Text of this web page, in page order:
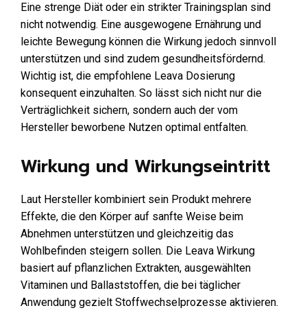
Eine strenge Diät oder ein strikter Trainingsplan sind
nicht notwendig. Eine ausgewogene Ernährung und
leichte Bewegung können die Wirkung jedoch sinnvoll
unterstützen und sind zudem gesundheitsfördernd.
Wichtig ist, die empfohlene Leava Dosierung
konsequent einzuhalten. So lässt sich nicht nur die
Verträglichkeit sichern, sondern auch der vom
Hersteller beworbene Nutzen optimal entfalten.
Wirkung und Wirkungseintritt
Laut Hersteller kombiniert sein Produkt mehrere
Effekte, die den Körper auf sanfte Weise beim
Abnehmen unterstützen und gleichzeitig das
Wohlbefinden steigern sollen. Die Leava Wirkung
basiert auf pflanzlichen Extrakten, ausgewählten
Vitaminen und Ballaststoffen, die bei täglicher
Anwendung gezielt Stoffwechselprozesse aktivieren.